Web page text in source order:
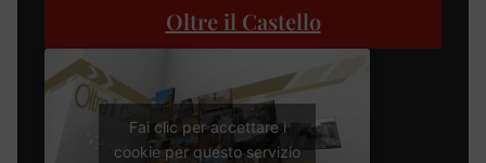
Oltre il Castello
Fai clic per accettare i
cookie per questo servizio